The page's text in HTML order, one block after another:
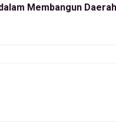
Membangun